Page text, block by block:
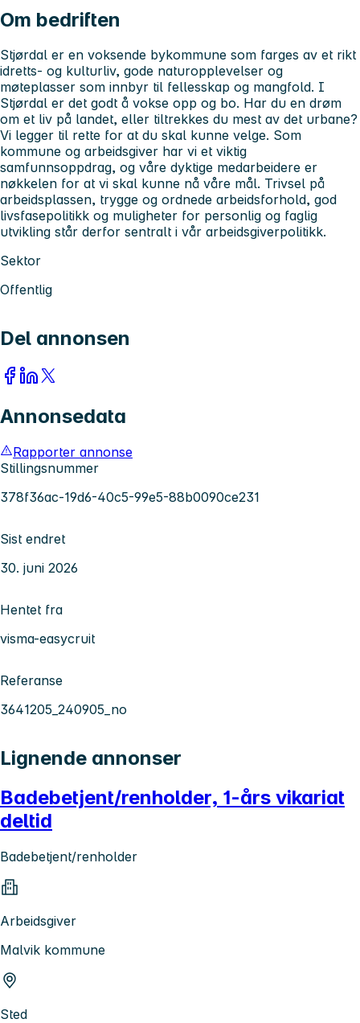
Om bedriften
Stjørdal er en voksende bykommune som farges av et rikt
idretts- og kulturliv, gode naturopplevelser og
møteplasser som innbyr til fellesskap og mangfold. I
Stjørdal er det godt å vokse opp og bo. Har du en drøm
om et liv på landet, eller tiltrekkes du mest av det urbane?
Vi legger til rette for at du skal kunne velge. Som
kommune og arbeidsgiver har vi et viktig
samfunnsoppdrag, og våre dyktige medarbeidere er
nøkkelen for at vi skal kunne nå våre mål. Trivsel på
arbeidsplassen, trygge og ordnede arbeidsforhold, god
livsfasepolitikk og muligheter for personlig og faglig
utvikling står derfor sentralt i vår arbeidsgiverpolitikk.
Sektor
Offentlig
Del annonsen
Annonsedata
Rapporter annonse
Stillingsnummer
378f36ac-19d6-40c5-99e5-88b0090ce231
Sist endret
30. juni 2026
Hentet fra
visma-easycruit
Referanse
3641205_240905_no
Lignende annonser
Badebetjent/renholder, 1-års vikariat
deltid
Badebetjent/renholder
Arbeidsgiver
Malvik kommune
Sted